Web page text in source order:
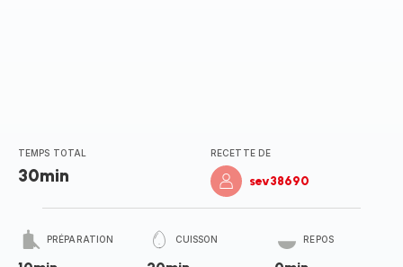
TEMPS TOTAL
30min
RECETTE DE
sev38690
PRÉPARATION CUISSON REPOS